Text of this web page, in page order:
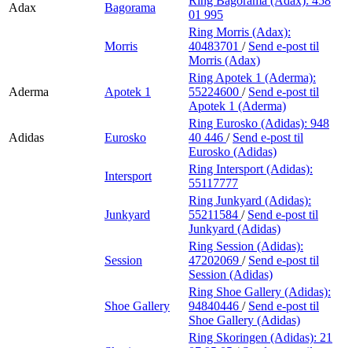
Adax
Bagorama
01 995
Morris
Ring Morris (Adax):
40483701 / Send e-post til
Morris (Adax)
Aderma Apotek 1
Ring Apotek 1 (Aderma):
55224600 / Send e-post til
Apotek 1 (Aderma)
Adidas Eurosko
Ring Eurosko (Adidas): 948
40 446 / Send e-post til
Eurosko (Adidas)
Intersport
Ring Intersport (Adidas):
55117777
Junkyard
Ring Junkyard (Adidas):
55211584 / Send e-post til
Junkyard (Adidas)
Session
Ring Session (Adidas):
47202069 / Send e-post til
Session (Adidas)
Shoe Gallery
Ring Shoe Gallery (Adidas):
94840446 / Send e-post til
Shoe Gallery (Adidas)
Ring Skoringen (Adidas): 21